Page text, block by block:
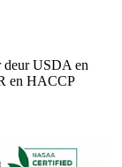
deur USDA en
en HACCP